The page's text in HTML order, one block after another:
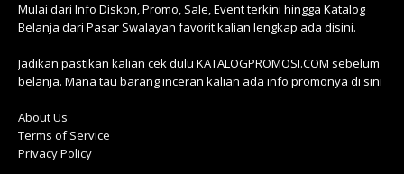
Mulai dari Info Diskon, Promo, Sale, Event terkini hingga Katalog
Belanja dari Pasar Swalayan favorit kalian lengkap ada disini.
Jadikan pastikan kalian cek dulu KATALOGPROMOSI.COM sebelum
belanja. Mana tau barang inceran kalian ada info promonya di sini
About Us
Terms of Service
Privacy Policy